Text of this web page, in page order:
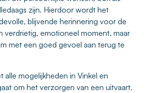
zijn. Hierdoor wordt het
blijvende herinnering voor de
verdrietig, emotioneel moment, maar
met een goed gevoel aan terug te
alle mogelijkheden in Vinkel en
om het verzorgen van een uitvaart.